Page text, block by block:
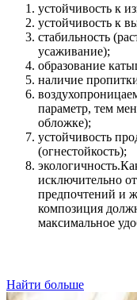
устойчивость к
устойчивость к
стабильность
усаживание);
образование
наличие
параметр, тем
обложке);
устойчивость
(огнестойкость);
исключительно
предпочтений и
композиция
максимальное
Найти больше